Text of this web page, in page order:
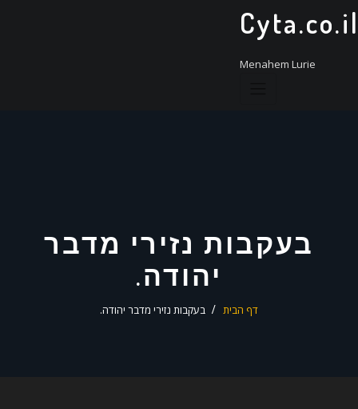
Menahem Lurie
בעקבות נזירי מדבר
יהודה.
דף הבית בעקבות נזירי מדבר יהודה.